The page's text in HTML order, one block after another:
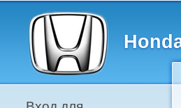
Главное меню